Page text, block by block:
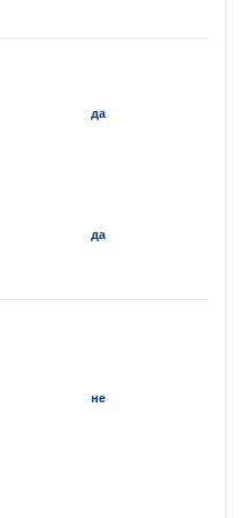
да
да
не